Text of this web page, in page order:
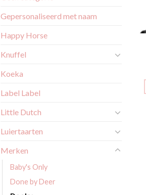
Gepersonaliseerd met naam
Happy Horse
Knuffel
Koeka
Label Label
Little Dutch
Luiertaarten
Merken
Baby's Only
Done by Deer